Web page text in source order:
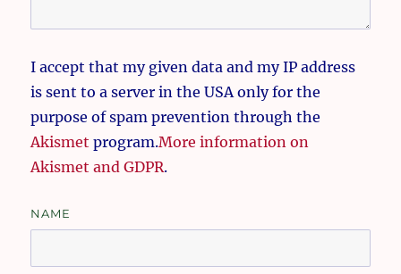
I accept that my given data and my IP address
is sent to a server in the USA only for the
purpose of spam prevention through the
Akismet program.More information on
Akismet and GDPR.
NAME